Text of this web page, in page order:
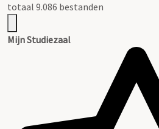
totaal 9.086 bestanden
Mijn Studiezaal